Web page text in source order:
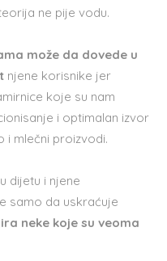
ne pije vodu.
može da dovede u
njene korisnike jer
koje su nam
i optimalan izvor
i mlečni proizvodi.
dijetu i njene
samo da uskraćuje
neke koje su veoma